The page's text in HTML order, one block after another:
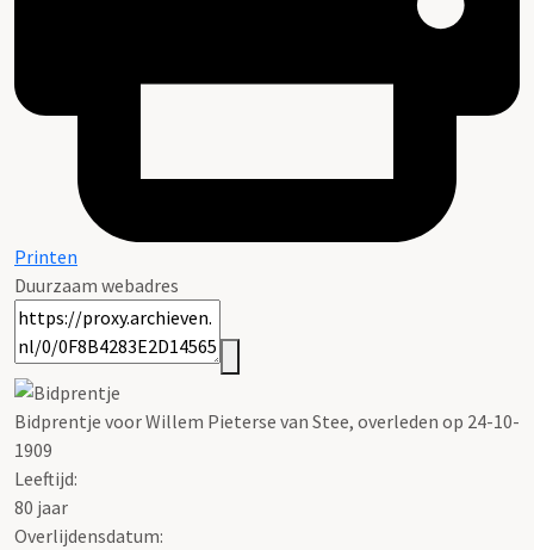
Printen
Duurzaam webadres
Bidprentje voor Willem Pieterse van Stee, overleden op 24-10-
1909
Leeftijd:
80 jaar
Overlijdensdatum: